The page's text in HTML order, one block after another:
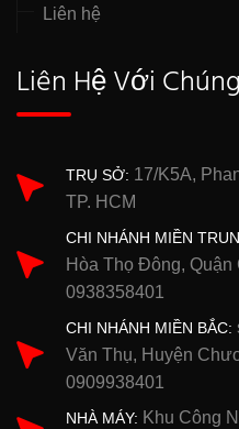
Liên hệ
Liên Hệ Với
TRỤ SỞ: 17/K5A,
TP. HCM
CHI NHÁNH MIỀN
Hòa Thọ Đông, Quận
0938358401
CHI NHÁNH MIỀN BẮC:
Văn Thụ, Huyện
0909938401
NHÀ MÁY: Khu Công